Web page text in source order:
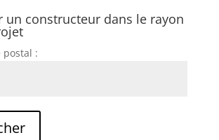
un constructeur dans le rayon
postal :